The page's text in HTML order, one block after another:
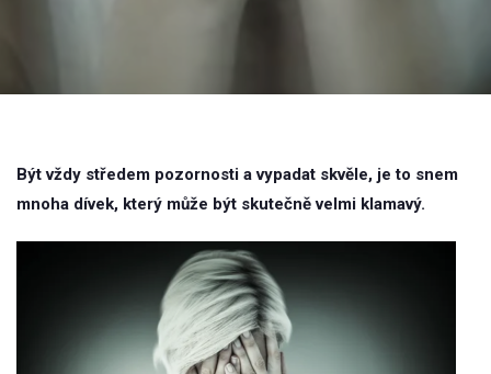
Být vždy středem pozornosti a vypadat skvěle, je to snem
mnoha dívek, který může být skutečně velmi klamavý.